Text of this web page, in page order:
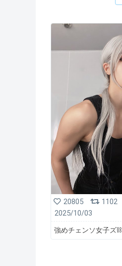
20805
1102
2025/10/03
強めチェンソ女子ズ⛓️